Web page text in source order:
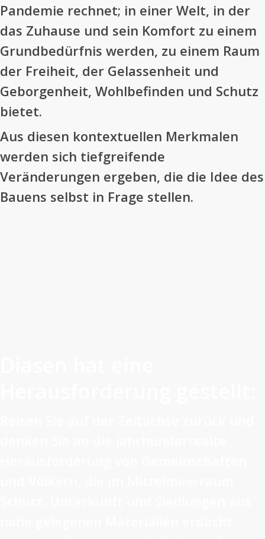
Pandemie rechnet; in einer Welt, in der
das Zuhause und sein Komfort zu einem
Grundbedürfnis werden, zu einem Raum
der Freiheit, der Gelassenheit und
Geborgenheit, Wohlbefinden und Schutz
bietet.
Aus diesen kontextuellen Merkmalen
werden sich tiefgreifende
Veränderungen ergeben, die die Idee des
Bauens selbst in Frage stellen.